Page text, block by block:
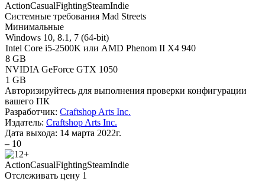
ActionCasualFightingSteamIndie
Системные требования Mad Streets
Минимальные
Windows 10, 8.1, 7 (64-bit)
Intel Core i5-2500K или AMD Phenom II X4 940
8 GB
NVIDIA GeForce GTX 1050
1 GB
Авторизируйтесь для выполнения проверки конфигурации
вашего ПК
Разработчик: Craftshop Arts Inc.
Издатель: Craftshop Arts Inc.
Дата выхода: 14 марта 2022г.
– 10
ActionCasualFightingSteamIndie
Отслеживать цену 1